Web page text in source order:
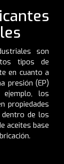
son
tipos de
en cuanto a
presión (EP)
los
propiedades
de los
aceites base